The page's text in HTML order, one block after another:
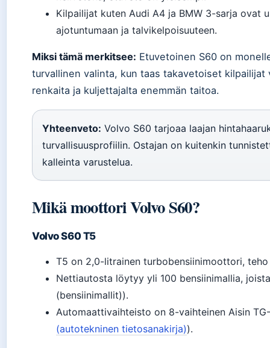
Kilpailijat kuten Audi A4 ja BMW 3-sarja ovat
ajotuntumaan ja talvikelpoisuuteen.
Miksi tämä merkitsee: Etuvetoinen S60 on
turvallinen valinta, kun taas takavetoiset kilpailijat
renkaita ja kuljettajalta enemmän taitoa.
Yhteenveto: Volvo S60 tarjoaa laajan
turvallisuusprofiilin. Ostajan on kuitenkin
kalleinta varustelua.
Mikä moottori Volvo S60?
Volvo S60 T5
T5 on 2,0-litrainen turbobensiinimoottori,
Nettiautosta löytyy yli 100 bensiinimallia,
(bensiinimallit)).
Automaattivaihteisto on 8-vaihteinen Aisin
(autotekninen tietosanakirja)).